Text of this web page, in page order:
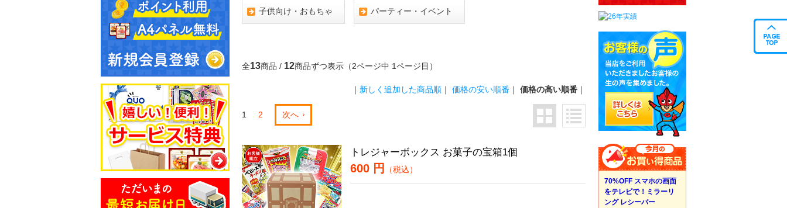
子供向け・おもちゃ パーティー・イベント
全13商品 / 12商品ずつ表示（2ページ中 1ページ目）
｜ 新しく追加した商品順 ｜ 価格の安い順番 ｜ 価格の高い順番 ｜
1 2 次へ
トレジャーボックス お菓子の宝箱1個
600 円 （税込）
70%OFF スマホの画面
をテレビで！ミラーリ
ング レシーバー